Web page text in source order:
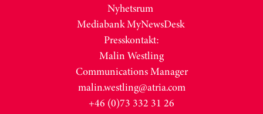
Nyhetsrum
Mediabank MyNewsDesk
Presskontakt:
Malin Westling
Communications Manager
malin.westling@atria.com
+46 (0)73 332 31 26